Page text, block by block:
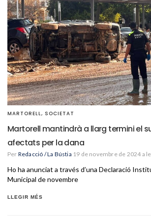
MARTORELL, SOCIETAT
Martorell mantindrà a llarg termini el
afectats per la dana
Per Redacció / La Bústia 19 de novembre de 2024 a
Ho ha anunciat a través d’una Declaració
Municipal de novembre
LLEGIR MÉS